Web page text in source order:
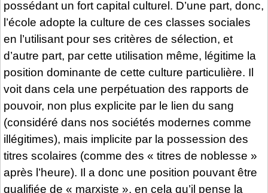
possédant un fort capital culturel. D’une part, donc,
l’école adopte la culture de ces classes sociales
en l’utilisant pour ses critères de sélection, et
d’autre part, par cette utilisation même, légitime la
position dominante de cette culture particulière. Il
voit dans cela une perpétuation des rapports de
pouvoir, non plus explicite par le lien du sang
(considéré dans nos sociétés modernes comme
illégitimes), mais implicite par la possession des
titres scolaires (comme des « titres de noblesse »
après l’heure). Il a donc une position pouvant être
qualifiée de « marxiste », en cela qu’il pense la